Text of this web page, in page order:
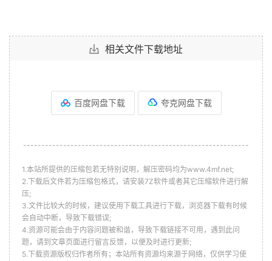
相关文件下载地址
百度网盘下载 夸克网盘下载
--------------------------------------------------------------
1.本站所提供的压缩包若无特别说明，解压密码均为www.4mf.net;
2.下载后文件若为压缩包格式，请安装7Z软件或者其它压缩软件进行解
压;
3.文件比较大的时候，建议使用下载工具进行下载，浏览器下载有时候
会自动中断，导致下载错误;
4.资源可能会由于内容问题被和谐，导致下载链接不可用，遇到此问
题，请到文章页面进行留言反馈，以便及时进行更新;
5.下载资源版权归作者所有；本站所有资源均来源于网络，仅供学习使